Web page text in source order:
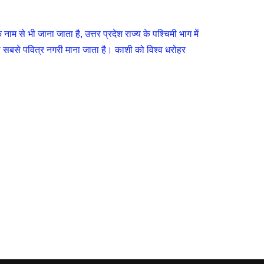
से भी जाना जाता है, उत्तर प्रदेश राज्य के पश्चिमी भाग में
पवित्र नगरी माना जाता है। काशी को विश्व धरोहर